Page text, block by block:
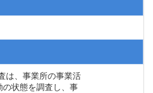
は、事業所の事業活
状態を調査し、事